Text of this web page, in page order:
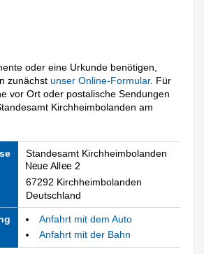
oder eine Urkunde benötigen,
zunächstunser Online-Formular. Für
vor Ort oder postalische Sendungen
Kirchheimbolanden am
Standesamt Kirchheimbolanden
67292 Kirchheimbolanden
Deutschland
Anfahrt mit dem Auto
Anfahrt mit der Bahn